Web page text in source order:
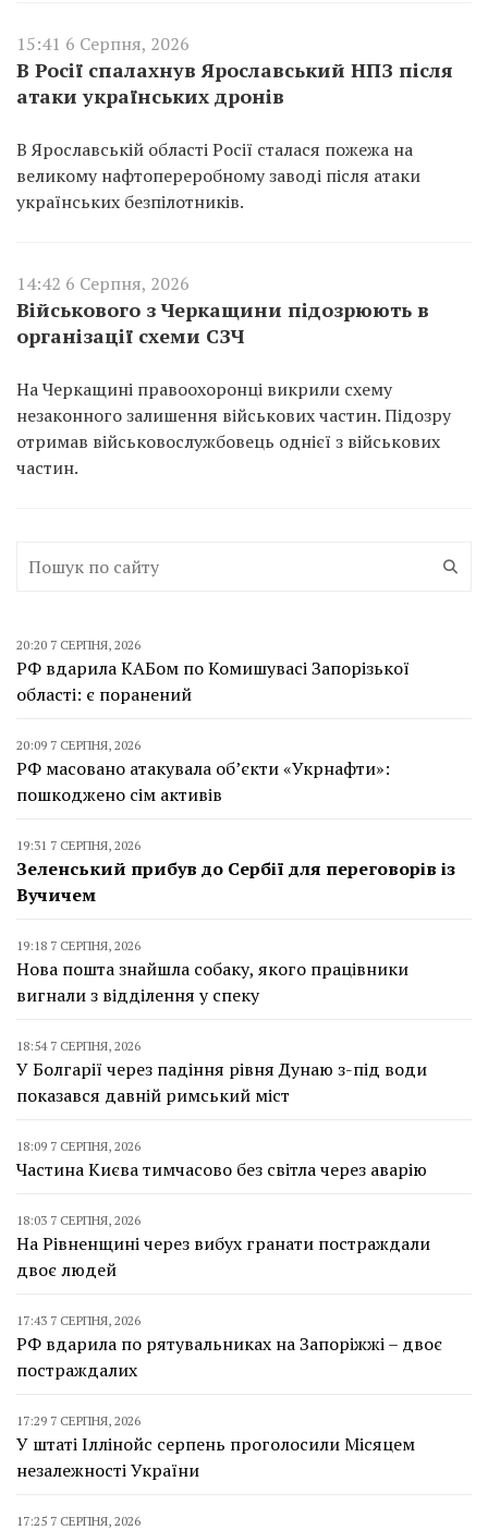
15:41 6 Серпня, 2026
В Росії спалахнув Ярославський НПЗ після
атаки українських дронів
В Ярославській області Росії сталася пожежа на
великому нафтопереробному заводі після атаки
українських безпілотників.
14:42 6 Серпня, 2026
Військового з Черкащини підозрюють в
організації схеми СЗЧ
На Черкащині правоохоронці викрили схему
незаконного залишення військових частин. Підозру
отримав військовослужбовець однієї з військових
частин.
20:20 7 СЕРПНЯ, 2026
РФ вдарила КАБом по Комишувасі Запорізької
області: є поранений
20:09 7 СЕРПНЯ, 2026
РФ масовано атакувала об’єкти «Укрнафти»:
пошкоджено сім активів
19:31 7 СЕРПНЯ, 2026
Зеленський прибув до Сербії для переговорів із
Вучичем
19:18 7 СЕРПНЯ, 2026
Нова пошта знайшла собаку, якого працівники
вигнали з відділення у спеку
18:54 7 СЕРПНЯ, 2026
У Болгарії через падіння рівня Дунаю з-під води
показався давній римський міст
18:09 7 СЕРПНЯ, 2026
Частина Києва тимчасово без світла через аварію
18:03 7 СЕРПНЯ, 2026
На Рівненщині через вибух гранати постраждали
двоє людей
17:43 7 СЕРПНЯ, 2026
РФ вдарила по рятувальниках на Запоріжжі – двоє
постраждалих
17:29 7 СЕРПНЯ, 2026
У штаті Іллінойс серпень проголосили Місяцем
незалежності України
17:25 7 СЕРПНЯ, 2026